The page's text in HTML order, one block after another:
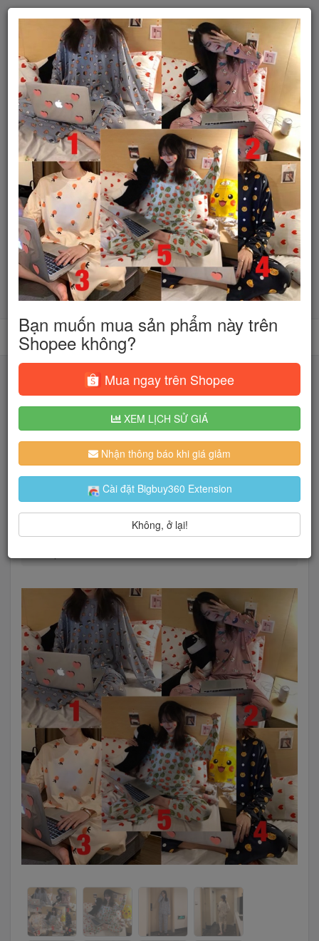
Tìm kiếm
Người dùng đang quan tâm đến 🔥...
Trang chủ Thời Trang Nữ
Đồ lót
Bạn muốn mua sản phẩm này trên
Shopee không?
Mua ngay trên Shopee
XEM LỊCH SỬ GIÁ
Nhận thông báo khi giá giảm
Cài đặt Bigbuy360 Extension
Không, ở lại!